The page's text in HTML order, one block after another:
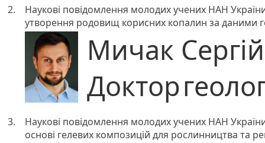
2.
Наукові повідомлення молодих учених НАН
утворення родовищ корисних копалин за даними
Мичак
Доктор
3.
Наукові повідомлення молодих учених НАН
основі гелевих композицій для рослинництва та